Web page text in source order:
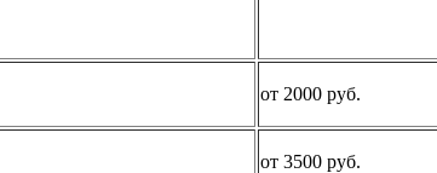
от 2000 руб.
от 3500 руб.